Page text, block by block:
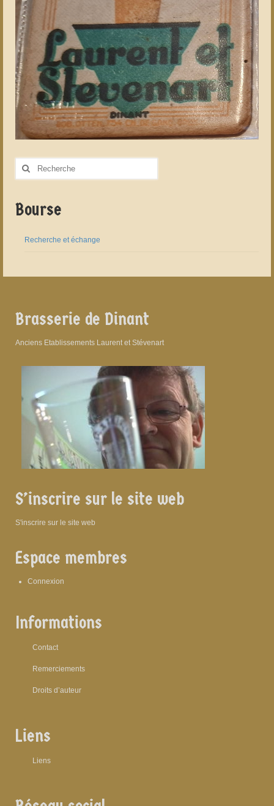
Rechercher
Bourse
Recherche et échange
Brasserie de Dinant
Anciens Etablissements Laurent et Stévenart
S’inscrire sur le site web
S'inscrire sur le site web
Espace membres
Connexion
Informations
Contact
Remerciements
Droits d’auteur
Liens
Liens